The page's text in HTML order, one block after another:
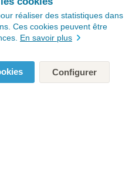
réaliser des statistiques dans
Ces cookies peuvent être
En savoir plus
Configurer